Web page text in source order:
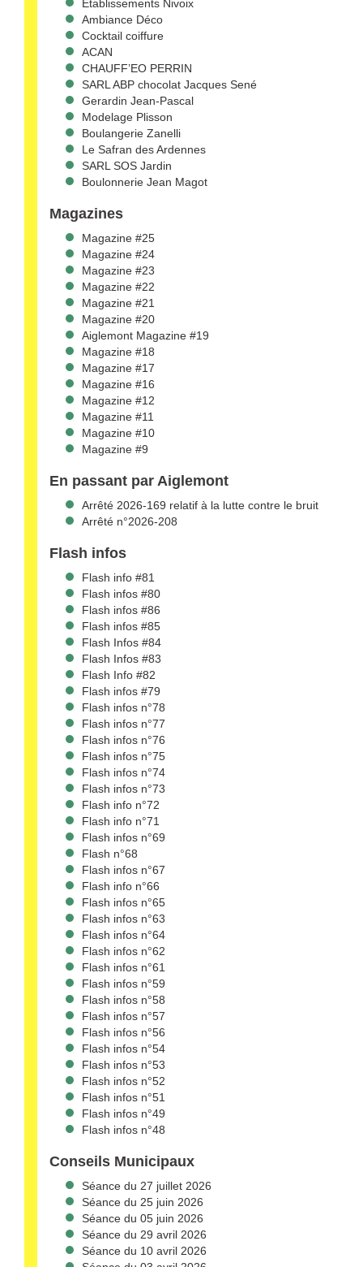
Établissements Nivoix
Ambiance Déco
Cocktail coiffure
ACAN
CHAUFF’EO PERRIN
SARL ABP chocolat Jacques Sené
Gerardin Jean-Pascal
Modelage Plisson
Boulangerie Zanelli
Le Safran des Ardennes
SARL SOS Jardin
Boulonnerie Jean Magot
Magazines
Magazine #25
Magazine #24
Magazine #23
Magazine #22
Magazine #21
Magazine #20
Aiglemont Magazine #19
Magazine #18
Magazine #17
Magazine #16
Magazine #12
Magazine #11
Magazine #10
Magazine #9
En passant par Aiglemont
Arrêté 2026-169 relatif à la lutte contre le bruit
Arrêté n°2026-208
Flash infos
Flash info #81
Flash infos #80
Flash infos #86
Flash infos #85
Flash Infos #84
Flash Infos #83
Flash Info #82
Flash infos #79
Flash infos n°78
Flash infos n°77
Flash infos n°76
Flash infos n°75
Flash infos n°74
Flash infos n°73
Flash info n°72
Flash info n°71
Flash infos n°69
Flash n°68
Flash infos n°67
Flash info n°66
Flash infos n°65
Flash infos n°63
Flash infos n°64
Flash infos n°62
Flash infos n°61
Flash infos n°59
Flash infos n°58
Flash infos n°57
Flash infos n°56
Flash infos n°54
Flash infos n°53
Flash infos n°52
Flash infos n°51
Flash infos n°49
Flash infos n°48
Conseils Municipaux
Séance du 27 juillet 2026
Séance du 25 juin 2026
Séance du 05 juin 2026
Séance du 29 avril 2026
Séance du 10 avril 2026